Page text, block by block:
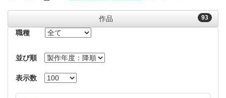
93
作品
職種
並び順
表示数